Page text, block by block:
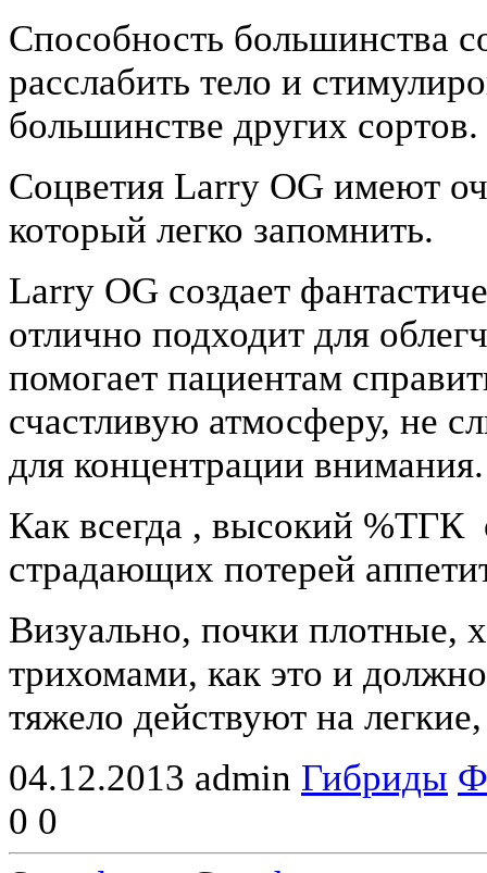
Способность большинства
расслабить тело и
большинстве других сортов.
Соцветия Larry OG имеют
который легко запомнить.
Larry OG создает
отлично подходит для
помогает пациентам
счастливую атмосферу, не
для концентрации внимания.
Как всегда , высокий %ТГК
страдающих потерей
Визуально, почки плотные,
трихомами, как это и
тяжело действуют на
04.12.2013 admin Гибриды
0 0